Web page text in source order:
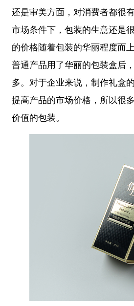
还是审美方面，对消费者都很
市场条件下，包装的生意还是
的价格随着包装的华丽程度而
普通产品用了华丽的包装盒后
多。对于企业来说，制作礼盒
提高产品的市场价格，所以很
价值的包装。